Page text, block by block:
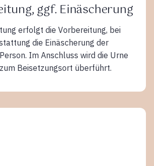
ggf. Einäscherung
erfolgt die Vorbereitung, bei
die Einäscherung der
Im Anschluss wird die Urne
Beisetzungsort überführt.